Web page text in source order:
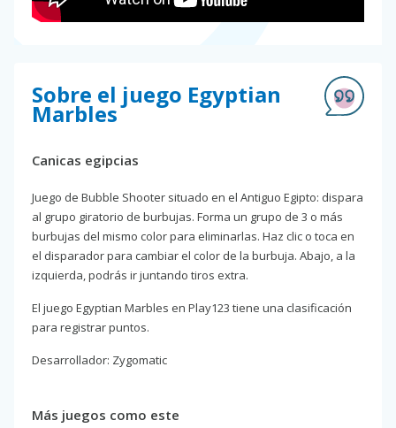
Sobre el juego Egyptian
Marbles
Canicas egipcias
Juego de Bubble Shooter situado en el Antiguo Egipto: dispara
al grupo giratorio de burbujas. Forma un grupo de 3 o más
burbujas del mismo color para eliminarlas. Haz clic o toca en
el disparador para cambiar el color de la burbuja. Abajo, a la
izquierda, podrás ir juntando tiros extra.
El juego Egyptian Marbles en Play123 tiene una clasificación
para registrar puntos.
Desarrollador: Zygomatic
Más juegos como este